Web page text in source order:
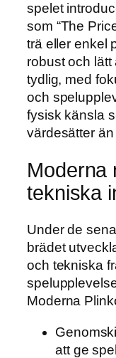
spelet
som “The
trä eller enkel
robust och
tydlig, med
och
fysisk känsla
värdesätter än
Moderna
tekniska
Under de
brädet
och tekniska
Moderna
att ge